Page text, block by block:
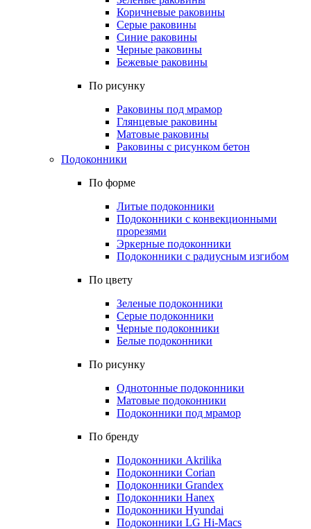
Коричневые раковины
Серые раковины
Синие раковины
Черные раковины
Бежевые раковины
По рисунку
Раковины под мрамор
Глянцевые раковины
Матовые раковины
Раковины с рисунком бетон
Подоконники
По форме
Литые подоконники
Подоконники с конвекционными
прорезями
Эркерные подоконники
Подоконники с радиусным изгибом
По цвету
Зеленые подоконники
Серые подоконники
Черные подоконники
Белые подоконники
По рисунку
Однотонные подоконники
Матовые подоконники
Подоконники под мрамор
По бренду
Подоконники Akrilika
Подоконники Corian
Подоконники Grandex
Подоконники Hanex
Подоконники Hyundai
Подоконники LG Hi-Macs